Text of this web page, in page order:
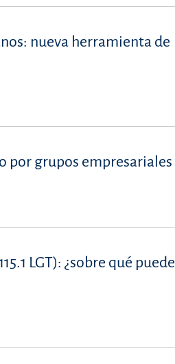
nueva herramienta de
por grupos empresariales
LGT): ¿sobre qué puede